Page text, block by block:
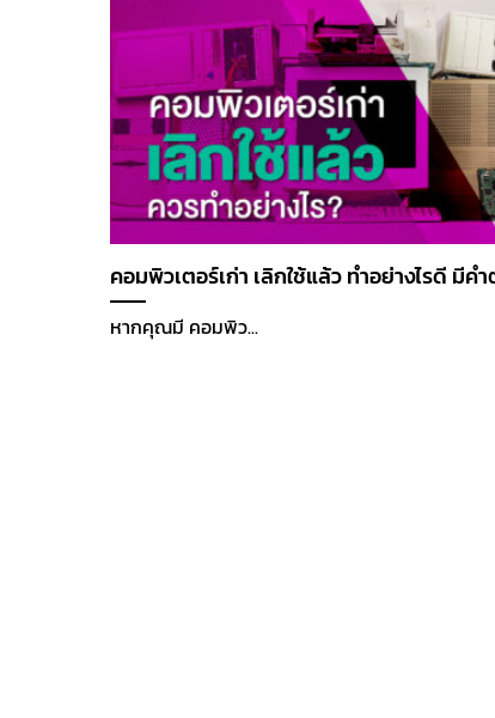
คอมพิวเตอร์เก่า เลิกใช้แล้ว ทำอย่างไรดี มีค
หากคุณมี คอมพิว...